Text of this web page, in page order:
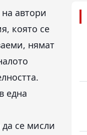
автори
която се
нямат
една
се мисли